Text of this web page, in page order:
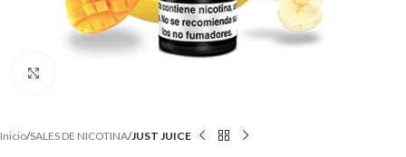
Inicio SALES DE NICOTINA JUST JUICE